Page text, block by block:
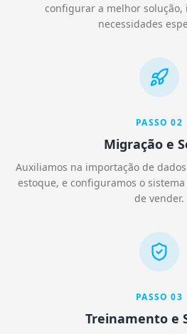
configurar a melhor solução,
necessidades
PASSO02
Migração e
Auxiliamos na importação de
estoque, e configuramos o
de vender.
PASSO03
Treinamento e